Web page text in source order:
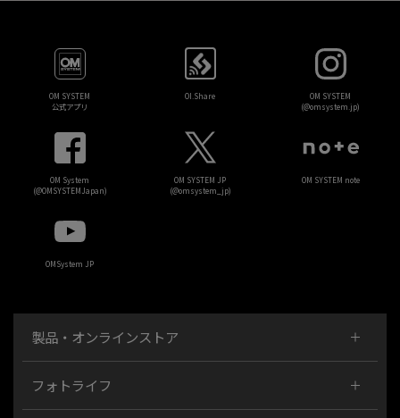
OM SYSTEM
公式アプリ
OI.Share
OM SYSTEM
(@omsystem.jp)
OM System
(@OMSYSTEMJapan)
OM SYSTEM JP
(@omsystem_jp)
OM SYSTEM note
OMSystem JP
製品・オンラインストア
フォトライフ